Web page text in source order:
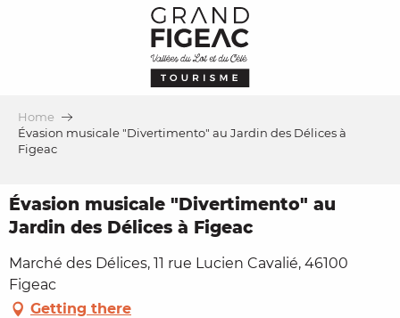
Home
Évasion musicale "Divertimento" au Jardin des Délices à
Figeac
Évasion musicale "Divertimento" au
Jardin des Délices à Figeac
Marché des Délices, 11 rue Lucien Cavalié, 46100
Figeac
Getting there